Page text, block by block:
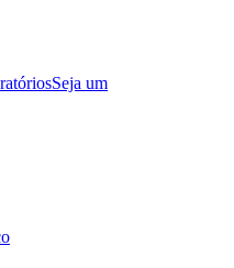
Seja um